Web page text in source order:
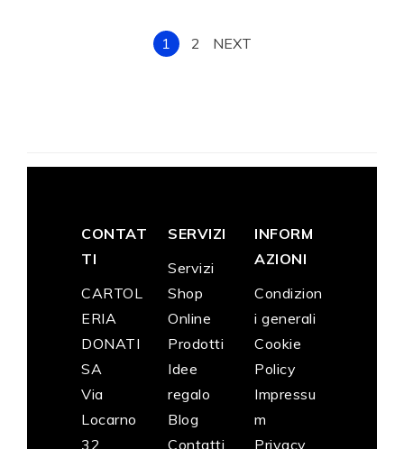
1 2 NEXT
CONTAT
TI
CARTOL
ERIA
DONATI
SA
Via
Locarno
32
SERVIZI
Servizi
Shop
Online
Prodotti
Idee
regalo
Blog
Contatti
INFORM
AZIONI
Condizion
i generali
Cookie
Policy
Impressu
m
Privacy